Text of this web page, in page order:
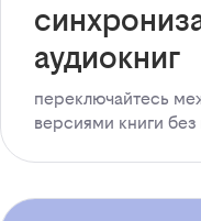
аудиокниг
переключайтесь
версиями книги